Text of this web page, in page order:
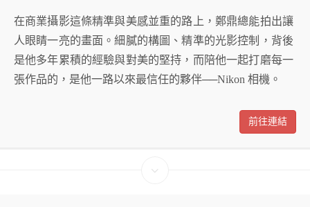
在商業攝影這條精準與美感並重的路上，鄭鼎總能拍出讓
人眼睛一亮的畫面。細膩的構圖、精準的光影控制，背後
是他多年累積的經驗與對美的堅持，而陪他一起打磨每一
張作品的，是他一路以來最信任的夥伴──Nikon 相機。
前往連結